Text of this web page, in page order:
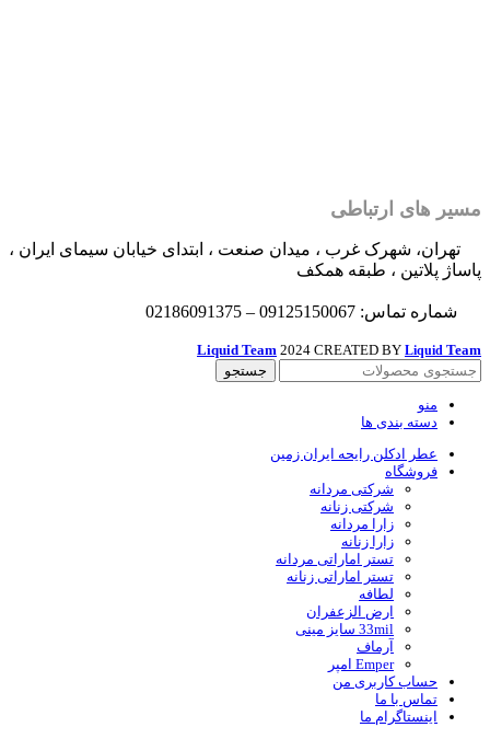
مسیر های ارتباطی
تهران، شهرک غرب ، میدان صنعت ، ابتدای خیابان سیمای ایران ،
پاساژ پلاتین ، طبقه همکف
شماره تماس: 09125150067 – 02186091375
Liquid Team 2024 CREATED BY Liquid Team
جستجو
منو
دسته بندی ها
عطر ادکلن رایحه ایران زمین
فروشگاه
شرکتی مردانه
شرکتی زنانه
زارا مردانه
زارا زنانه
تستر اماراتی مردانه
تستر اماراتی زنانه
لطافه
ارض الزعفران
33mil سایز مینی
آرماف
Emper امپر
حساب کاربری من
تماس با ما
اینستاگرام ما